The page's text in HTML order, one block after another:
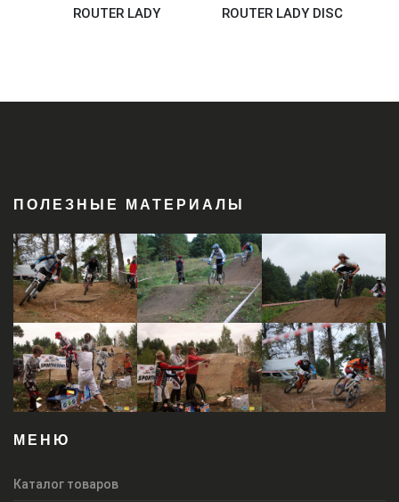
ROUTER LADY ROUTER LADY DISC
ПОЛЕЗНЫЕ МАТЕРИАЛЫ
МЕНЮ
Каталог товаров